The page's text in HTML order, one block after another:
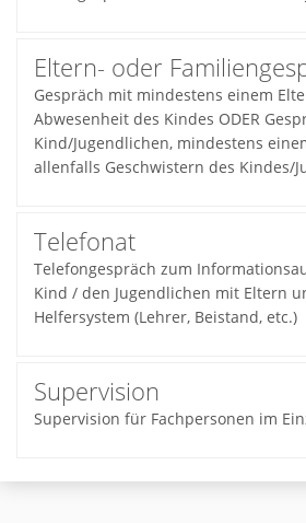
Eltern- oder
Gespräch mit mindestens einem
Abwesenheit des Kindes ODER
Kind/Jugendlichen, mindestens
allenfalls Geschwistern des Kindes/
Telefonat
Telefongespräch zum
Kind / den Jugendlichen mit Eltern
Helfersystem (Lehrer, Beistand, etc.)
Supervision
Supervision für Fachpersonen im